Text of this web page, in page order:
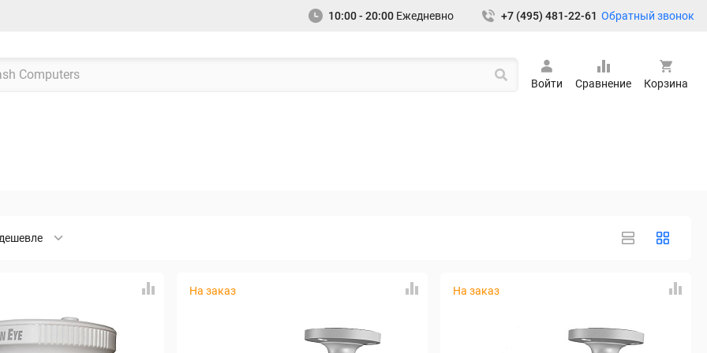
10:00 - 20:00 Ежедневно +7 (495) 481-22-61 Обратный звонок
Войти Сравнение Корзина
На заказ На заказ